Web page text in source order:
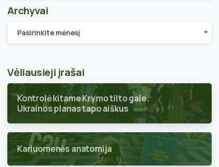
Archyvai
Archyvai
Pasirinkite mėnesį
Vėliausieji įrašai
Kontrolė kitame Krymo tilto gale.
Ukrainos planas tapo aiškus
Kariuomenės anatomija